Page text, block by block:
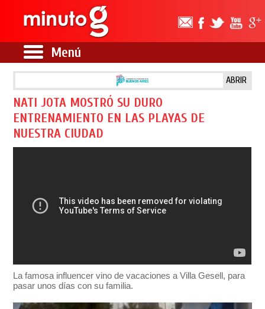
Menú
ABRIR
NATI JOTA MOSTRÓ SU DURO
ENTRENAMIENTO EN LAS PLAYAS DE
NUESTRA CIUDAD
La famosa influencer vino de vacaciones a Villa Gesell, para
pasar unos días con su familia.